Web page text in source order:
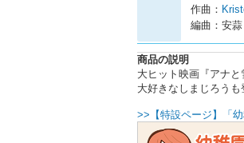
作曲：
編曲：安
商品の説明
大ヒット映画『アナ
大好きなしまじろう
>>【特設ページ】「